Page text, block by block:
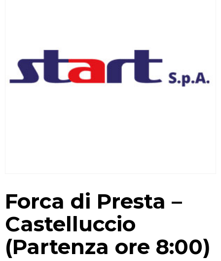
Forca di Presta –
Castelluccio
(Partenza ore 8:00)